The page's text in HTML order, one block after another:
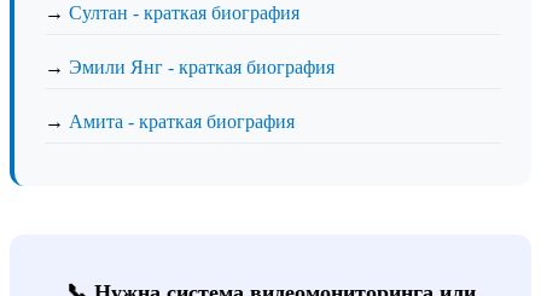
→ Султан - краткая биография
→ Эмили Янг - краткая биография
→ Амита - краткая биография